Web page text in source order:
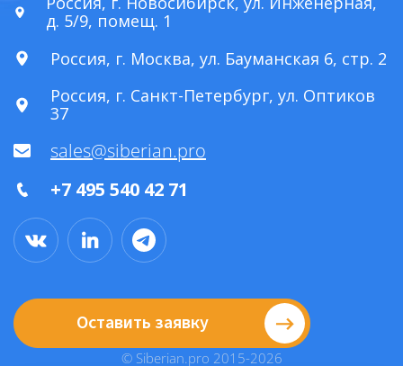
д. 5/9, помещ. 1
Россия, г. Москва, ул. Бауманская 6, стр. 2
Россия, г. Санкт-Петербург, ул. Оптиков
37
sales@siberian.pro
+7 495 540 42 71
Оставить заявку
© Siberian.pro 2015-2026